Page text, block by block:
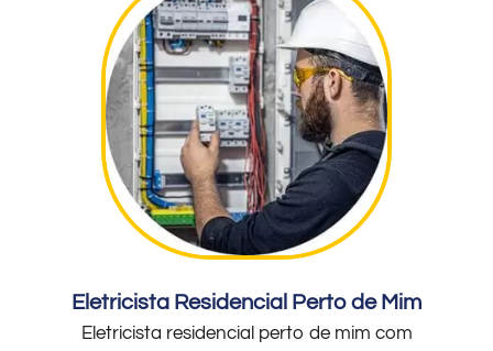
Eletricista Residencial Perto de Mim
Eletricista residencial perto de mim com